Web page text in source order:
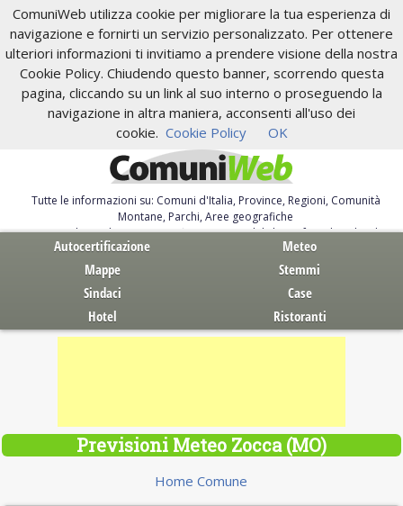
ComuniWeb utilizza cookie per migliorare la tua esperienza di
navigazione e fornirti un servizio personalizzato. Per ottenere
ulteriori informazioni ti invitiamo a prendere visione della nostra
Cookie Policy. Chiudendo questo banner, scorrendo questa
pagina, cliccando su un link al suo interno o proseguendo la
navigazione in altra maniera, acconsenti all'uso dei
cookie. Cookie Policy OK
Tutte le informazioni su: Comuni d'Italia, Province, Regioni, Comunità
Montane, Parchi, Aree geografiche
Servizi al Cittadino. Autocertificazione, moduli, leggi, free download
Autocertificazione
Meteo
Mappe
Stemmi
Sindaci
Case
Hotel
Ristoranti
Previsioni Meteo Zocca (MO)
Home Comune